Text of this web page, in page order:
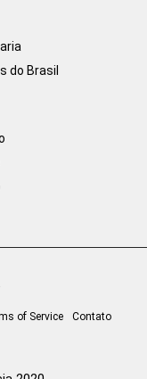
do Brasil
of Service Contato